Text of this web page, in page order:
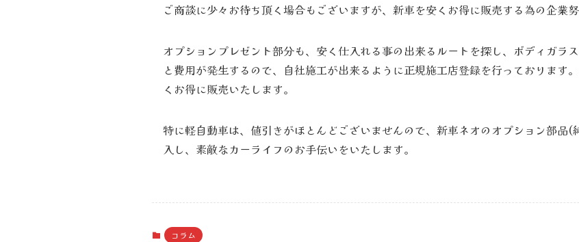
ご商談に少々お待ち頂く場合もございますが、新車を安くお得に販売する為の企業
オプションプレゼント部分も、安く仕入れる事の出来るルートを探し、ボディガラ
と費用が発生するので、自社施工が出来るように正規施工店登録を行っております
くお得に販売いたします。
特に軽自動車は、値引きがほとんどございませんので、新車ネオのオプション部品
入し、素敵なカーライフのお手伝いをいたします。
コラム